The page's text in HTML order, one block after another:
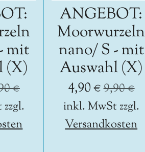
mit
(X)
€
ANGEBOT:
Moorwurzeln
nano/ S - mit
Auswahl (X)
4,90 €9,90 €
inkl. MwSt zzgl.
Versandkosten